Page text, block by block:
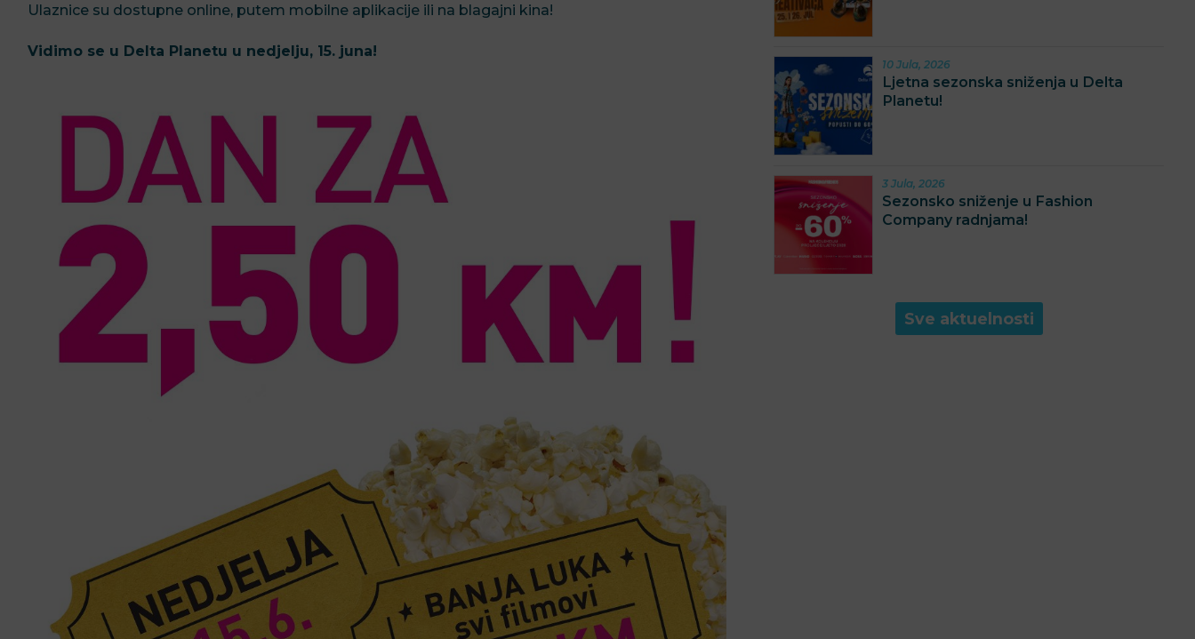
Ulaznice su dostupne online, putem mobilne aplikacije ili na blagajni kina!
Vidimo se u Delta Planetu u nedjelju, 15. juna!
10 Jula, 2026
Ljetna sezonska sniženja u Delta
Planetu!
3 Jula, 2026
Sezonsko sniženje u Fashion
Company radnjama!
Sve aktuelnosti